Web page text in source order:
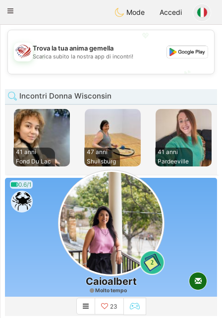
StatesDating
Toggle
Mode Accedi
💖
💕
Trova la tua anima gemella
Scarica subito la nostra app di incontri!
Incontri Donna Wisconsin
41 anni
Fond Du Lac
47 anni
Shullsburg
41 anni
Pardeeville
0.6/1
2
Caioalbert
Molto tempo
23